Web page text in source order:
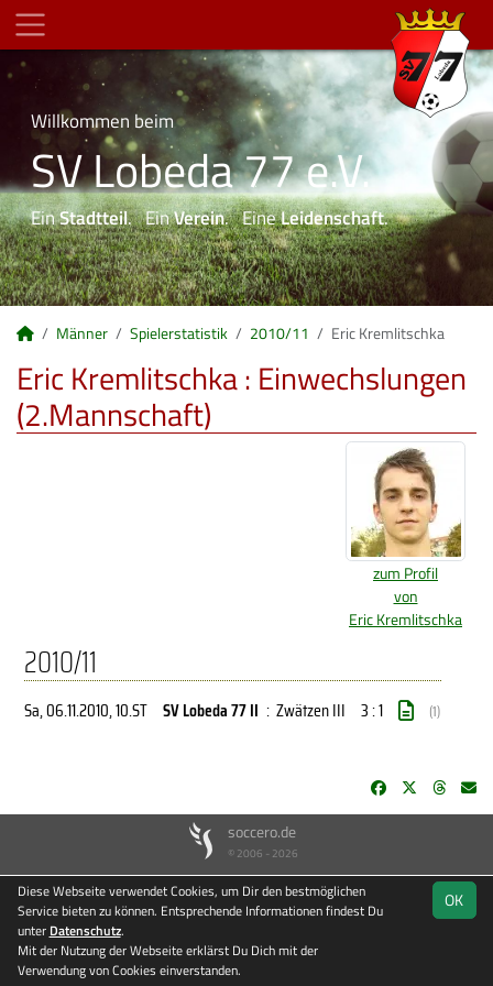
Willkommen beim
SV Lobeda 77 e.V.
EinStadtteil. EinVerein. EineLeidenschaft.
Männer Spielerstatistik 2010/11 Eric Kremlitschka
Eric Kremlitschka : Einwechslungen
(2.Mannschaft)
zum Profil
von
Eric Kremlitschka
2010/11
Sa, 06.11.2010, 10.ST SV Lobeda 77 II : Zwätzen III 3 : 1 (1)
soccero.de
© 2006 - 2026
Besucherstatistik Kontakt Impressum Datenschutz
OK
Diese Webseite verwendet Cookies, um Dir den bestmöglichen
Service bieten zu können. Entsprechende Informationen findest Du
unter Datenschutz.
Mit der Nutzung der Webseite erklärst Du Dich mit der
Verwendung von Cookies einverstanden.